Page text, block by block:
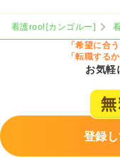
看護roo![カンゴルー]
「希望に合
「転職する
お気軽
登録